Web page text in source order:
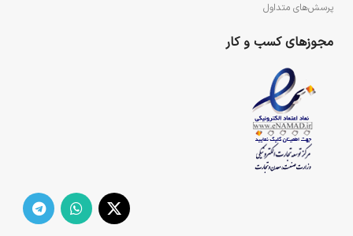
پرسش‌های متداول
مجوزهای کسب و کار